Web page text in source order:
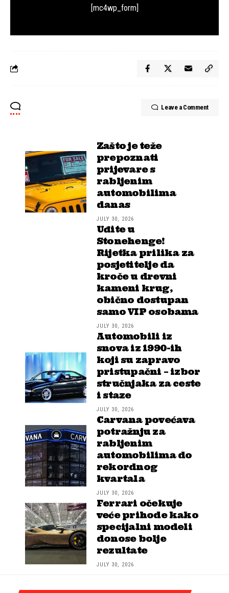
[mc4wp_form]
Leave a Comment
Zašto je teže
prepoznati
prijevare s
rabljenim
automobilima
danas
JULY 30, 2026
Uđite u
Stonehenge!
Rijetka prilika za
posjetitelje da
kroče u drevni
kameni krug,
obično dostupan
samo VIP osobama
JULY 30, 2026
Automobili iz
snova iz 1990-ih
koji su zapravo
pristupačni – izbor
stručnjaka za ceste
i staze
JULY 30, 2026
Carvana povećava
potražnju za
rabljenim
automobilima do
rekordnog
kvartala
JULY 30, 2026
Ferrari očekuje
veće prihode kako
specijalni modeli
donose bolje
rezultate
JULY 30, 2026